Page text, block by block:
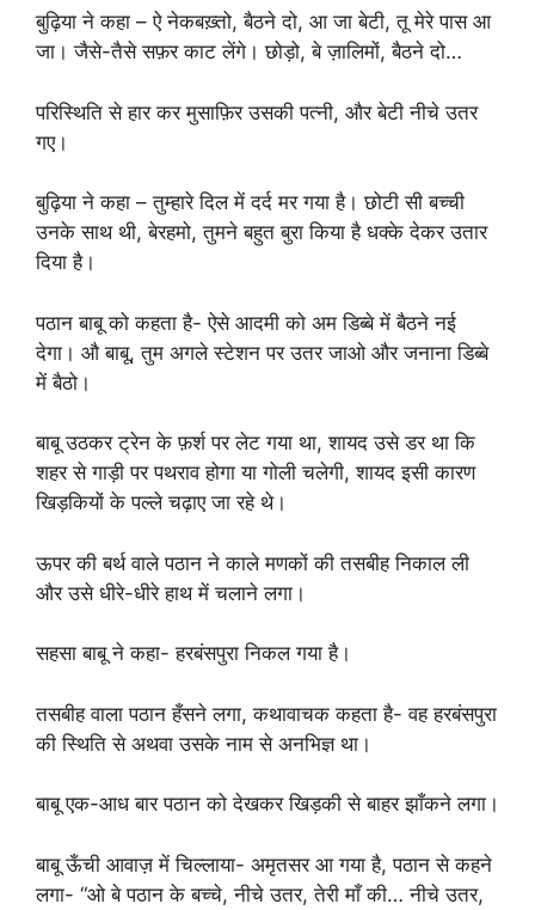
बुढ़िया ने कहा – ऐ नेकबख़्तो, बैठने दो, आ जा बेटी, तू मेरे पास आ
जा। जैसे-तैसे सफ़र काट लेंगे। छोड़ो, बे ज़ालिमों, बैठने दो…
परिस्थिति से हार कर मुसाफ़िर उसकी पत्नी, और बेटी नीचे उतर
गए।
बुढ़िया ने कहा – तुम्हारे दिल में दर्द मर गया है। छोटी सी बच्ची
उनके साथ थी, बेरहमो, तुमने बहुत बुरा किया है धक्के देकर उतार
दिया है।
पठान बाबू को कहता है- ऐसे आदमी को अम डिब्बे में बैठने नई
देगा। औ बाबू, तुम अगले स्टेशन पर उतर जाओ और जनाना डिब्बे
में बैठो।
बाबू उठकर ट्रेन के फ़र्श पर लेट गया था, शायद उसे डर था कि
शहर से गाड़ी पर पथराव होगा या गोली चलेगी, शायद इसी कारण
खिड़कियों के पल्ले चढ़ाए जा रहे थे।
ऊपर की बर्थ वाले पठान ने काले मणकों की तसबीह निकाल ली
और उसे धीरे-धीरे हाथ में चलाने लगा।
सहसा बाबू ने कहा- हरबंसपुरा निकल गया है।
तसबीह वाला पठान हँसने लगा, कथावाचक कहता है- वह हरबंसपुरा
की स्थिति से अथवा उसके नाम से अनभिज्ञ था।
बाबू एक-आध बार पठान को देखकर खिड़की से बाहर झाँकने लगा।
बाबू ऊँची आवाज़ में चिल्लाया- अमृतसर आ गया है, पठान से कहने
लगा- “ओ बे पठान के बच्चे, नीचे उतर, तेरी माँ की… नीचे उतर,